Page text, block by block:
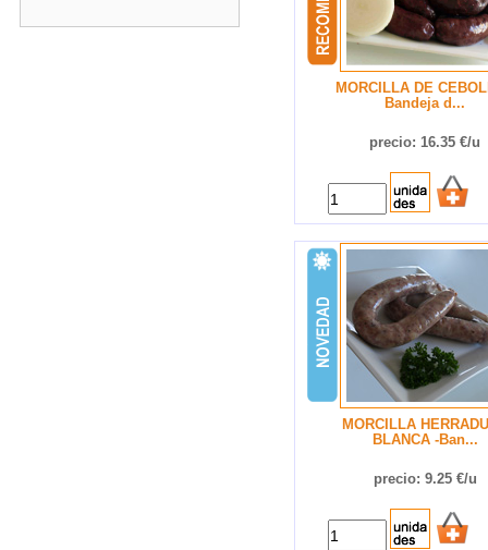
MORCILLA DE
Bandeja d...
precio: 16.35 €/u
MORCILLA
BLANCA -Ban...
precio: 9.25 €/u